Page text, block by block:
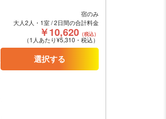
宿のみ
大人2人・1室 / 2日間の合計料金
￥10,620 （税込）
（1人あたり¥5,310・税込）
選択する